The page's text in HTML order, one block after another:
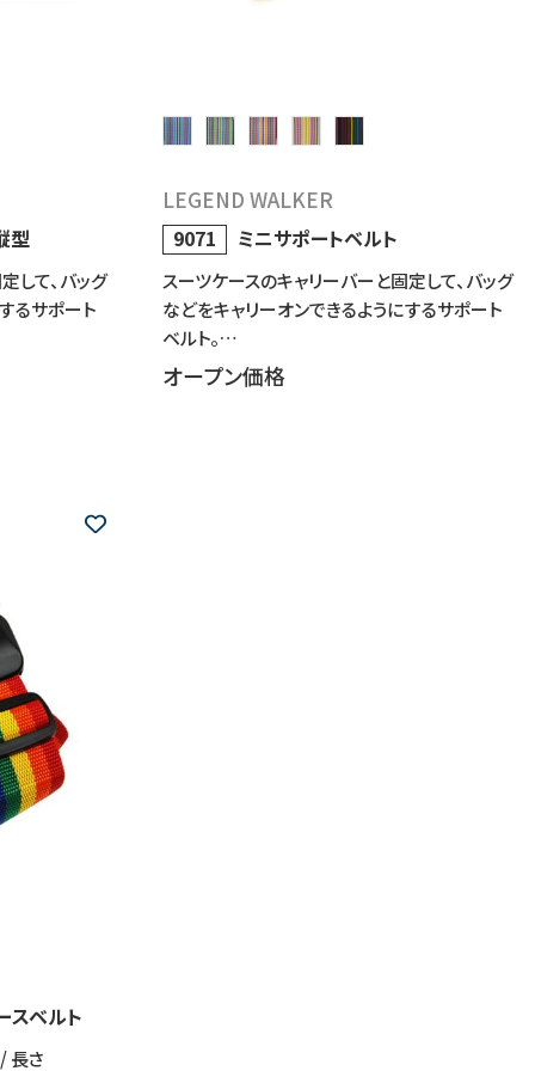
型
して、バッグ
るサポート
LEGEND WALKER
9071 ミニサポートベルト
スーツケースのキャリーバーと固定して、バッグ
などをキャリーオンできるようにするサポート
ベルト。…
オープン価格
スベルト
長さ